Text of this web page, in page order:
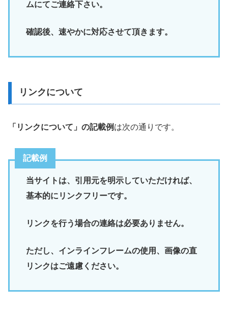
ムにてご連絡下さい。
確認後、速やかに対応させて頂きます。
リンクについて
「リンクについて」の記載例 は次の通りです。
記載例
当サイトは、引用元を明示していただければ、
基本的にリンクフリーです。
リンクを行う場合の連絡は必要ありません。
ただし、インラインフレームの使用、画像の直
リンクはご遠慮ください。